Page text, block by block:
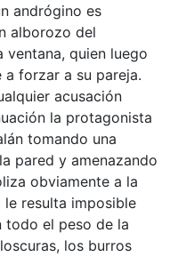
andrógino es
alborozo del
quien luego
forzar a su pareja.
acusación
la protagonista
tomando una
pared y amenazando
obviamente a la
resulta imposible
todo el peso de la
los burros